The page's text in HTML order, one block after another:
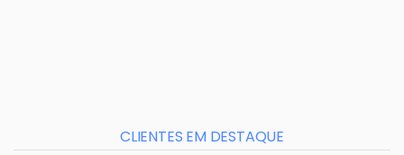
CLIENTES EM DESTAQUE